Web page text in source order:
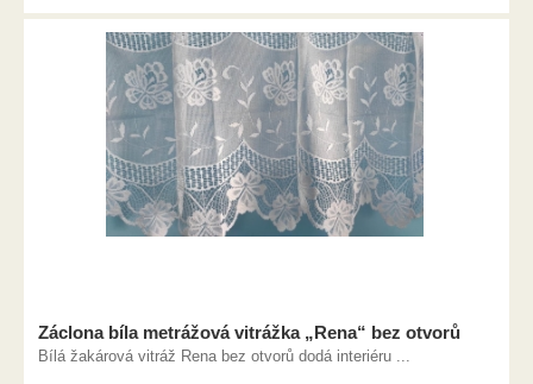
Záclona bíla metrážová vitrážka „Rena“ bez otvorů
Bílá žakárová vitráž Rena bez otvorů dodá interiéru ...